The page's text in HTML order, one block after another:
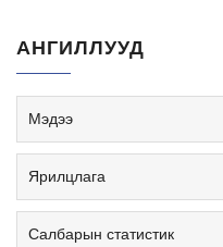
АНГИЛЛУУД
Мэдээ
Ярилцлага
Салбарын статистик